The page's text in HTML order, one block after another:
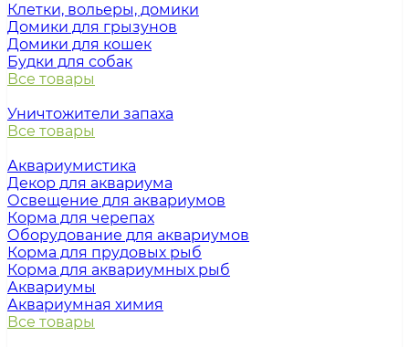
Клетки, вольеры, домики
Домики для грызунов
Домики для кошек
Будки для собак
Все товары
Уничтожители запаха
Все товары
Аквариумистика
Декор для аквариума
Освещение для аквариумов
Корма для черепах
Оборудование для аквариумов
Корма для прудовых рыб
Корма для аквариумных рыб
Аквариумы
Аквариумная химия
Все товары